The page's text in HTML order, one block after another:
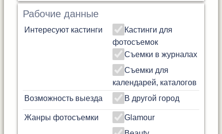
Рабочие данные
Интересуют кастинги
Кастинги для
фотосъемок
Съемки в журналах
Съемки для
календарей, каталогов
Возможность выезда
В другой город
Жанры фотосъемки
Glamour